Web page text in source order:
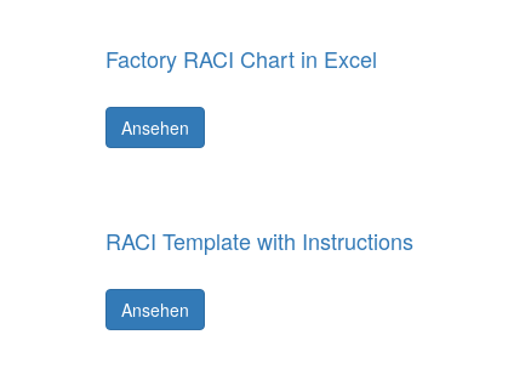
Factory RACI Chart in Excel
Ansehen
RACI Template with Instructions
Ansehen